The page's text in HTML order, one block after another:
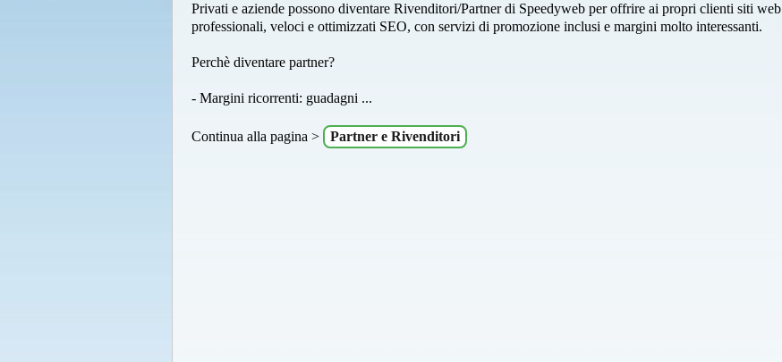
Privati e aziende possono diventare Rivenditori/Partner di Speedyweb per offrire ai propri clienti siti web
professionali, veloci e ottimizzati SEO, con servizi di promozione inclusi e margini molto interessanti.
Perchè diventare partner?
- Margini ricorrenti: guadagni ...
Continua alla pagina > Partner e Rivenditori